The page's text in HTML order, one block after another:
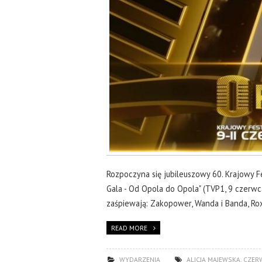
Rozpoczyna się jubileuszowy 60. Krajowy
Gala - Od Opola do Opola" (TVP1, 9
zaśpiewają: Zakopower, Wanda i Banda,
READ MORE
WYDARZENIA ALICJA MAJEWSKA